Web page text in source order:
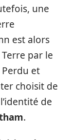
une
est alors
par le
Perdu et
choisit de
de
.